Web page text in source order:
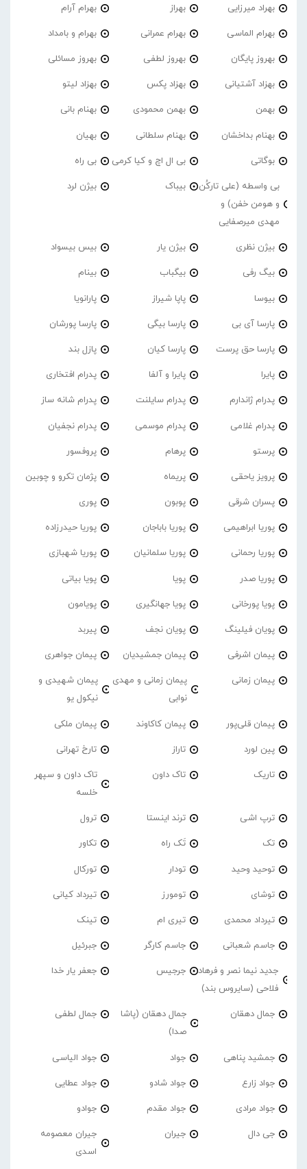
بهراد میرزایی بهراز بهرام آرام
بهرام الماسی بهرام عمرانی بهرام و بامداد
بهروز پایگان بهروز لطفی بهروز مسائلی
بهزاد آشتیانی بهزاد پکس بهزاد لیتو
بهمن بهمن محمودی بهنام بانی
بهنام بداخشان بهنام سلطانی بهیان
بوگاتی بی ال اچ و کیا کرمی بی راه
بی واسطه (علی تارکُن
و هومن خفن) و
مهدی میرصفایی
بیباک بیژن لرد
بیژن نظری بیژن یار بیس بیسواد
بیگ رفی بیگباب بینام
بیوسا پاپا شیراز پارانویا
پارسا آی بی پارسا بیگی پارسا پورشان
پارسا حق پرست پارسا کیان پازل بند
پایرا پایرا و آلفا پدرام افتخاری
پدرام ژاندارم پدرام‌ سایلنت پدرام شانه ساز
پدرام غلامی پدرام موسمی پدرام نجفیان
پرستو پرهام پروفسور
پرویز یاحقی پریماه پژمان تکرو و چوبین
پسران شرقی پوبون پوری
پوریا ابراهیمی پوریا باباجان پوریا حیدرزاده
پوریا رحمانی پوریا سلمانیان پوریا شهبازی
پوریا صدر پویا پویا بیاتی
پویا پورخانی پویا جهانگیری پویامون
پویان فیلینگ پویان نجف پیربد
پیمان اشرفی پیمان جمشیدیان پیمان جواهری
پیمان زمانی
پیمان زمانی و مهدی
نوابی
پیمان شهیدی و
نیکول یو
پیمان قلی‌پور پیمان کاکاوند پیمان ملکی
پین لورد تاراز تارخ تهرانی
تاریک تاک داون
تاک داون و سپهر
خلسه
ترپ اشی ترند اینستا ترول
تک تَک راه تکاور
توحید وحید تودار تورکال
توشای تومورز تیرداد کیانی
تیرداد محمدی تیری ام تینک
جاسم شعبانی جاسم کارگر جبرئیل
جدید نیما نصر و فرهاد
فلاحی (سایروس بند)
جرجیس جعفر یار خدا
جمال دهقان
جمال دهقان (پاشا
صدا)
جمال لطفی
جمشید پناهی جواد جواد الیاسی
جواد زارع جواد شادو جواد عطایی
جواد مرادی جواد مقدم جوادو
جی دال جیران
جیران معصومه
اسدی